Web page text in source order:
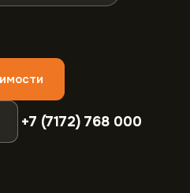
+7 (7172) 768 000